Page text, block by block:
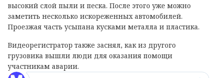
высокий слой пыли и песка. После этого уже можно
заметить несколько искореженных автомобилей.
Проезжая часть усыпана кусками металла и пластика.
Видеорегистратор также заснял, как из другого
грузовика вышли люди для оказания помощи
участникам аварии.